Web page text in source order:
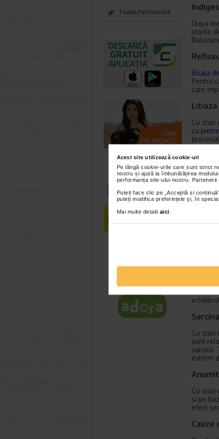
Acest site utilizează cookie-uri
Pe lângă cookie-urile care sunt strict
nostru și ajută la îmbunătățirea
performanța site-ului nostru.
Puteți face clic pe „Acceptă si
puteți modifica preferințele și, în
Mai multe detalii aici
Dupa
starile
Boala
Pentru
care
Cu stari
cu
biliara
greata
urgenta.
Sarcina
Cu stari
sunt
sarcinii.
extrem
Cu stari
si pe
efect
Cauze
Toate farmaciile